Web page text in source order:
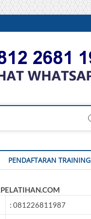
PENDAFTARAN TRAINING
: 081226811987